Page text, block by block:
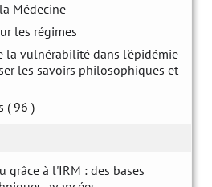
Médecine
les régimes
la vulnérabilité dans l'épidémie
les savoirs philosophiques et
( 96 )
grâce à l'IRM : des bases